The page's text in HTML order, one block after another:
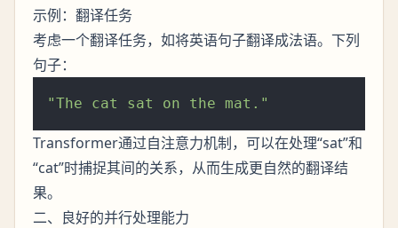
示例：翻译任务
考虑一个翻译任务，如将英语句子翻译成法语。下列
句子：
"The cat sat on the mat."
Transformer通过自注意力机制，可以在处理“sat”和
“cat”时捕捉其间的关系，从而生成更自然的翻译结
果。
二、良好的并行处理能力